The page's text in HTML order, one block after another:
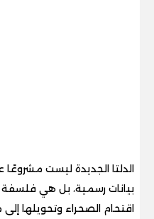
الدلتا الجديدة ليست مشروعًا
بيانات رسمية، بل هي
اقتحام الصحراء وتحويلها